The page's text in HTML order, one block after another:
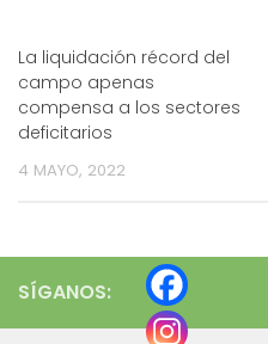
La liquidación récord del
campo apenas
compensa a los sectores
deficitarios
4 MAYO, 2022
SÍGANOS: